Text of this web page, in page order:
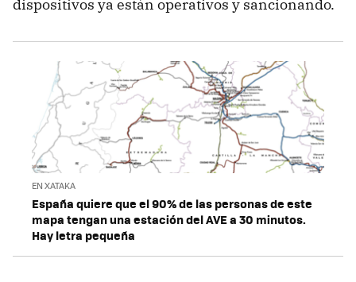
dispositivos ya están operativos y sancionando.
EN XATAKA
España quiere que el 90% de las personas de este
mapa tengan una estación del AVE a 30 minutos.
Hay letra pequeña